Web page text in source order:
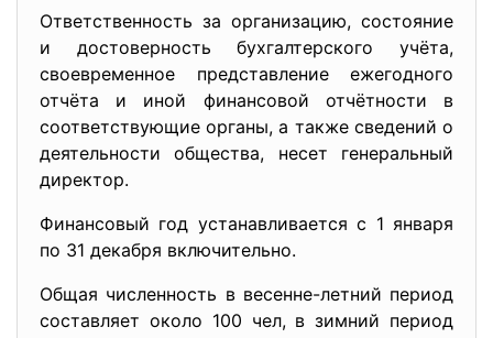
Ответственность за организацию, состояние
и достоверность бухгалтерского учёта,
своевременное представление ежегодного
отчёта и иной финансовой отчётности в
соответствующие органы, а также сведений о
деятельности общества, несет генеральный
директор.
Финансовый год устанавливается с 1 января
по 31 декабря включительно.
Общая численность в весенне-летний период
составляет около 100 чел, в зимний период